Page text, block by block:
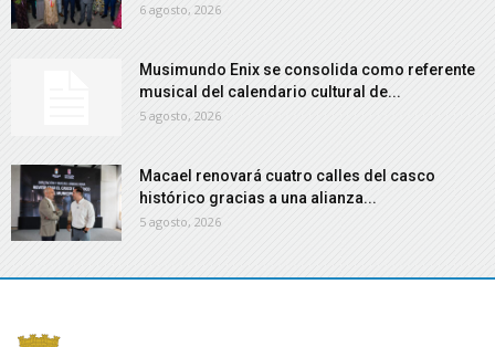
6 agosto, 2026
Musimundo Enix se consolida como referente
musical del calendario cultural de...
5 agosto, 2026
Macael renovará cuatro calles del casco
histórico gracias a una alianza...
5 agosto, 2026